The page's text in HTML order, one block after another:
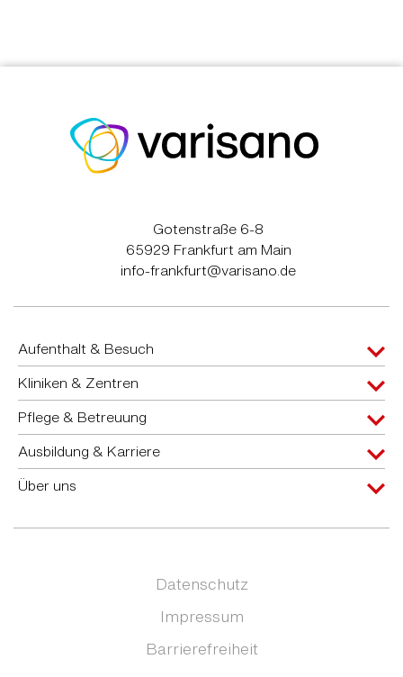
Gotenstraße 6-8
65929 Frankfurt am Main
info-frankfurt@varisano.de
Aufenthalt & Besuch
Kliniken & Zentren
Pflege & Betreuung
Ausbildung & Karriere
Über uns
Datenschutz
Impressum
Barrierefreiheit